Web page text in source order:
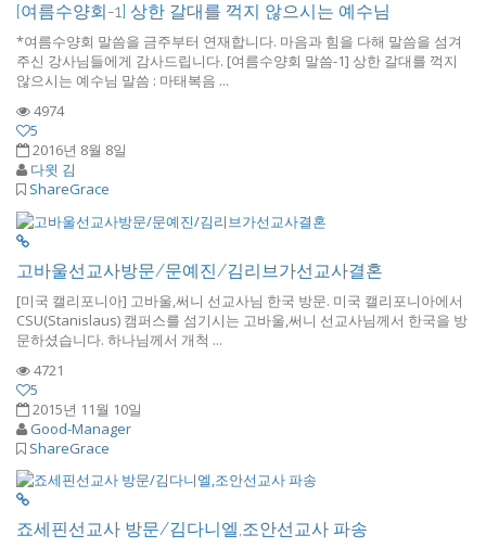
[여름수양회-1] 상한 갈대를 꺽지 않으시는 예수님
*여름수양회 말씀을 금주부터 연재합니다. 마음과 힘을 다해 말씀을 섬겨
주신 강사님들에게 감사드립니다. [여름수양회 말씀-1] 상한 갈대를 꺽지
않으시는 예수님 말씀 : 마태복음 ...
4974
5
2016년 8월 8일
다윗 김
ShareGrace
고바울선교사방문/문예진/김리브가선교사결혼
[미국 캘리포니아] 고바울,써니 선교사님 한국 방문. 미국 캘리포니아에서
CSU(Stanislaus) 캠퍼스를 섬기시는 고바울,써니 선교사님께서 한국을 방
문하셨습니다. 하나님께서 개척 ...
4721
5
2015년 11월 10일
Good-Manager
ShareGrace
죠세핀선교사 방문/김다니엘,조안선교사 파송